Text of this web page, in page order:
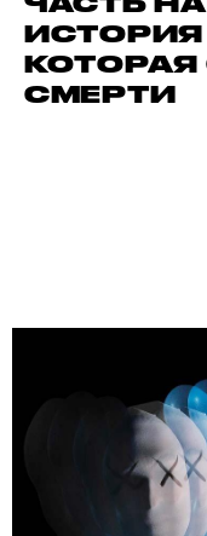
КОТОРАЯ
СМЕРТИ